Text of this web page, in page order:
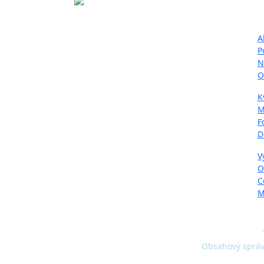
Obsahový